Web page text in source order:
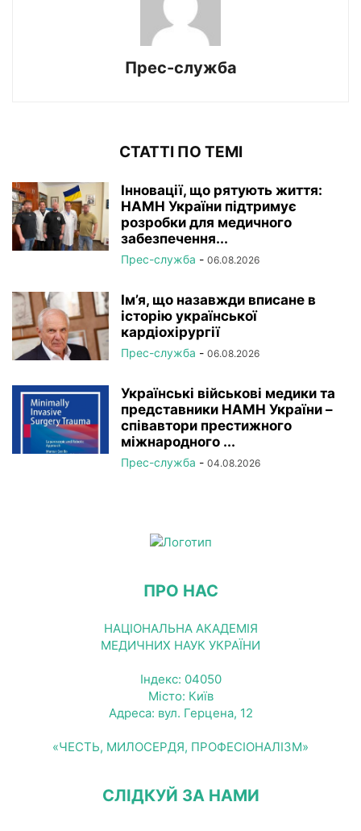
Прес-служба
СТАТТІ ПО ТЕМІ
Інновації, що рятують життя:
НАМН України підтримує
розробки для медичного
забезпечення...
Прес-служба - 06.08.2026
Ім’я, що назавжди вписане в
історію української
кардіохірургії
Прес-служба - 06.08.2026
Українські військові медики та
представники НАМН України –
співавтори престижного
міжнародного ...
Прес-служба - 04.08.2026
ПРО НАС
НАЦІОНАЛЬНА АКАДЕМІЯ
МЕДИЧНИХ НАУК УКРАЇНИ
Індекс: 04050
Місто: Київ
Адреса: вул. Герцена, 12
«ЧЕСТЬ, МИЛОСЕРДЯ, ПРОФЕСІОНАЛІЗМ»
СЛІДКУЙ ЗА НАМИ